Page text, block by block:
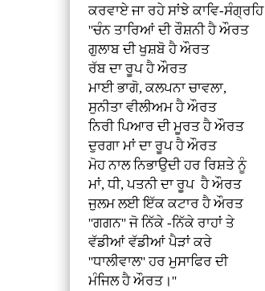
ਕਰਵਾਏ ਜਾ ਰਹੇ ਸਾਂਝੇ ਕਾਵਿ-
''ਚੰਨ ਤਾਰਿਆਂ ਦੀ ਰੌਸ਼ਨੀ ਹੈ ਔਰਤ
ਗੁਲਾਬ ਦੀ ਖੁਸ਼ਬੋ ਹੈ ਔਰਤ
ਰੱਬ ਦਾ ਰੂਪ ਹੈ ਔਰਤ
ਮਾਈ ਭਾਗੋ, ਕਲਪਨਾ ਚਾਵਲਾ,
ਸੁਨੀਤਾ ਵੀਲੀਅਮ ਹੈ ਔਰਤ
ਨਿਰੀ ਪਿਆਰ ਦੀ ਮੂਰਤ ਹੈ ਔਰਤ
ਦੁਰਗਾ ਮਾਂ ਦਾ ਰੂਪ ਹੈ ਔਰਤ
ਮੋਹ ਨਾਲ ਨਿਭਾਉਦੀ ਹਰ ਰਿਸ਼ਤੇ ਨੂੰ
ਮਾਂ, ਧੀ, ਪਤਨੀ ਦਾ ਰੂਪ ਹੈ ਔਰਤ
ਜੁਲਮ ਲਈ ਇੱਕ ਕਟਾਰ ਹੈ ਔਰਤ
''ਗਗਨ'' ਜੋ ਨਿੱਕੇ -ਨਿੱਕੇ ਰਾਹਾਂ ਤੇ
ਵੱਡੀਆਂ ਵੱਡੀਆਂ ਪੈੜਾਂ ਕਰੇ
''ਧਾਲੀਵਾਲ'' ਹਰ ਮੁਸਾਫਿਰ ਦੀ
ਮੰਜਿਲ ਹੈ ਔਰਤ।''